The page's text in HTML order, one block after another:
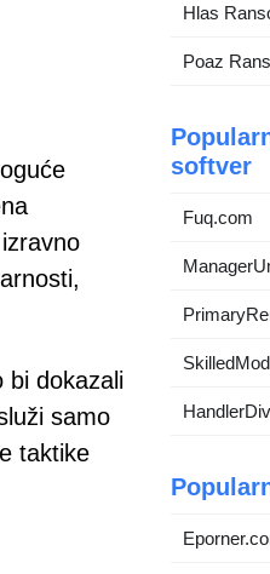
bi dokazali
samo
taktike
Hlas
Poaz
softver
Fuq.com